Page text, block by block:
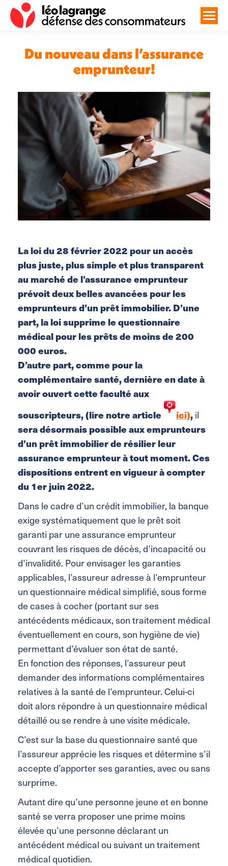
Du nouveau dans l’assurance
emprunteur!
La loi du 28 février 2022 pour un accès
plus juste, plus simple et plus transparent
au marché de l’assurance emprunteur
prévoit deux belles avancées pour les
emprunteurs d’un prêt immobilier. D’une
part, la loi supprime le questionnaire
médical pour les prêts de moins de 200
000 euros.
D’autre part, comme pour la
complémentaire santé, dernière en date à
avoir ouvert cette faculté aux
souscripteurs,(lire notre article ici),il
sera désormais possible aux emprunteurs
d’un prêt immobilier de résilier leur
assurance emprunteur à tout moment. Ces
dispositions entrent en vigueur à compter
du 1er juin 2022.
Dans le cadre d’un crédit immobilier, la banque
exige systématiquement que le prêt soit
garanti par une assurance emprunteur
couvrant les risques de décès, d’incapacité ou
d’invalidité. Pour envisager les garanties
applicables, l’assureur adresse à l’emprunteur
un questionnaire médical simplifié, sous forme
de cases à cocher (portant sur ses
antécédents médicaux, son traitement médical
éventuellement en cours, son hygiène de vie)
permettant d’évaluer son état de santé.
En fonction des réponses, l’assureur peut
demander des informations complémentaires
relatives à la santé de l’emprunteur. Celui-ci
doit alors répondre à un questionnaire médical
détaillé ou se rendre à une visite médicale.
C’est sur la base du questionnaire santé que
l’assureur apprécie les risques et détermine s’il
accepte d’apporter ses garanties, avec ou sans
surprime.
Autant dire qu’une personne jeune et en bonne
santé se verra proposer une prime moins
élevée qu’une personne déclarant un
antécédent médical ou suivant un traitement
médical quotidien.